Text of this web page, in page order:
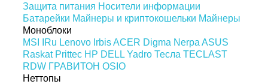
Защита питания Носители информации
Батарейки Майнеры и криптокошельки Майнеры
Моноблоки
MSI
IRu Lenovo IrbisACER Digma Nerpa ASUS
Raskat Prittec HP DELL Yadro Тесла TECLAST
RDW ГРАВИТОН OSIO
Неттопы